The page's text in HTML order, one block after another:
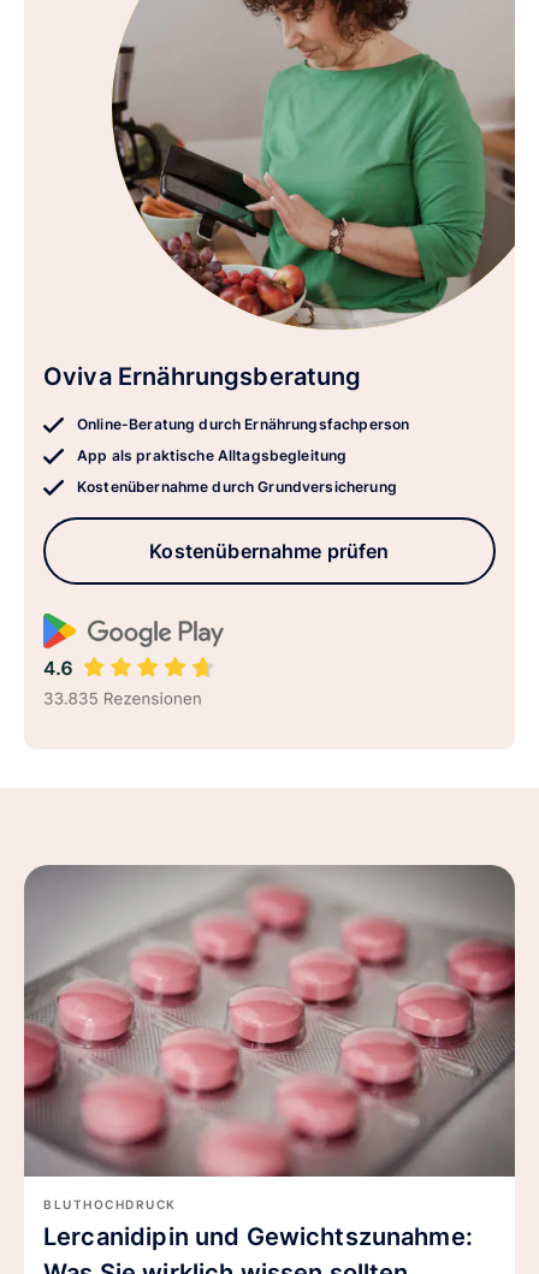
Oviva Ernährungsberatung
Online-Beratung durch Ernährungsfachperson
App als praktische Alltagsbegleitung
Kostenübernahme durch Grundversicherung
Kostenübernahme prüfen
BLUTHOCHDRUCK
Lercanidipin und Gewichtszunahme: